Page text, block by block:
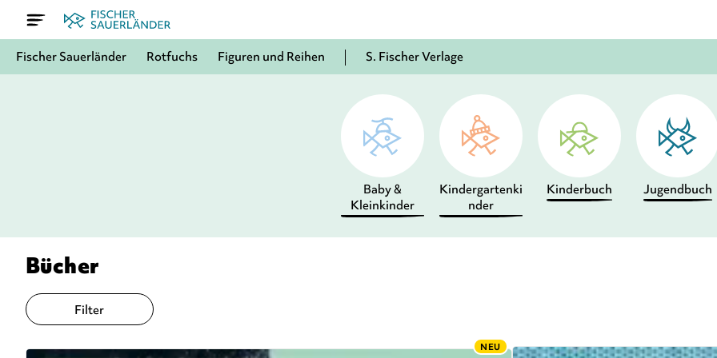
Fischer Sauerländer Rotfuchs Figuren und Reihen S. Fischer Verlage
Bücher
Baby &
Kleinkinder
Kindergartenki
nder
Kinderbuch Jugendbuch
Filter
NEU